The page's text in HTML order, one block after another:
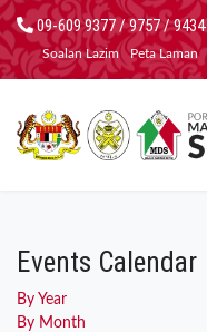
09-609 9377 / 9757 / 9434
Soalan Lazim Peta Laman
Events Calendar
By Year
By Month